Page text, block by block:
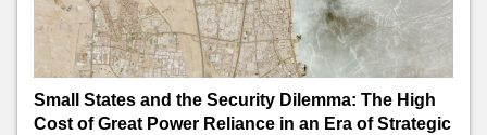
Small States and the Security Dilemma: The High
Cost of Great Power Reliance in an Era of Strategic